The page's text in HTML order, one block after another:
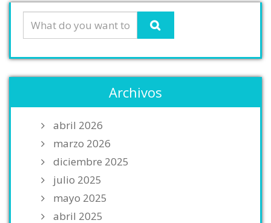
Archivos
abril 2026
marzo 2026
diciembre 2025
julio 2025
mayo 2025
abril 2025